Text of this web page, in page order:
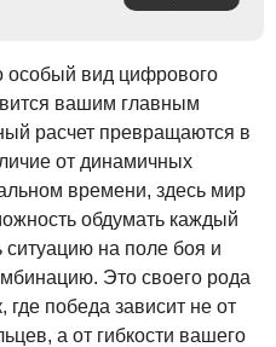
особый вид цифрового
вашим главным
расчет превращаются в
от динамичных
времени, здесь мир
обдумать каждый
ситуацию на поле боя и
Это своего рода
где победа зависит не от
а от гибкости вашего